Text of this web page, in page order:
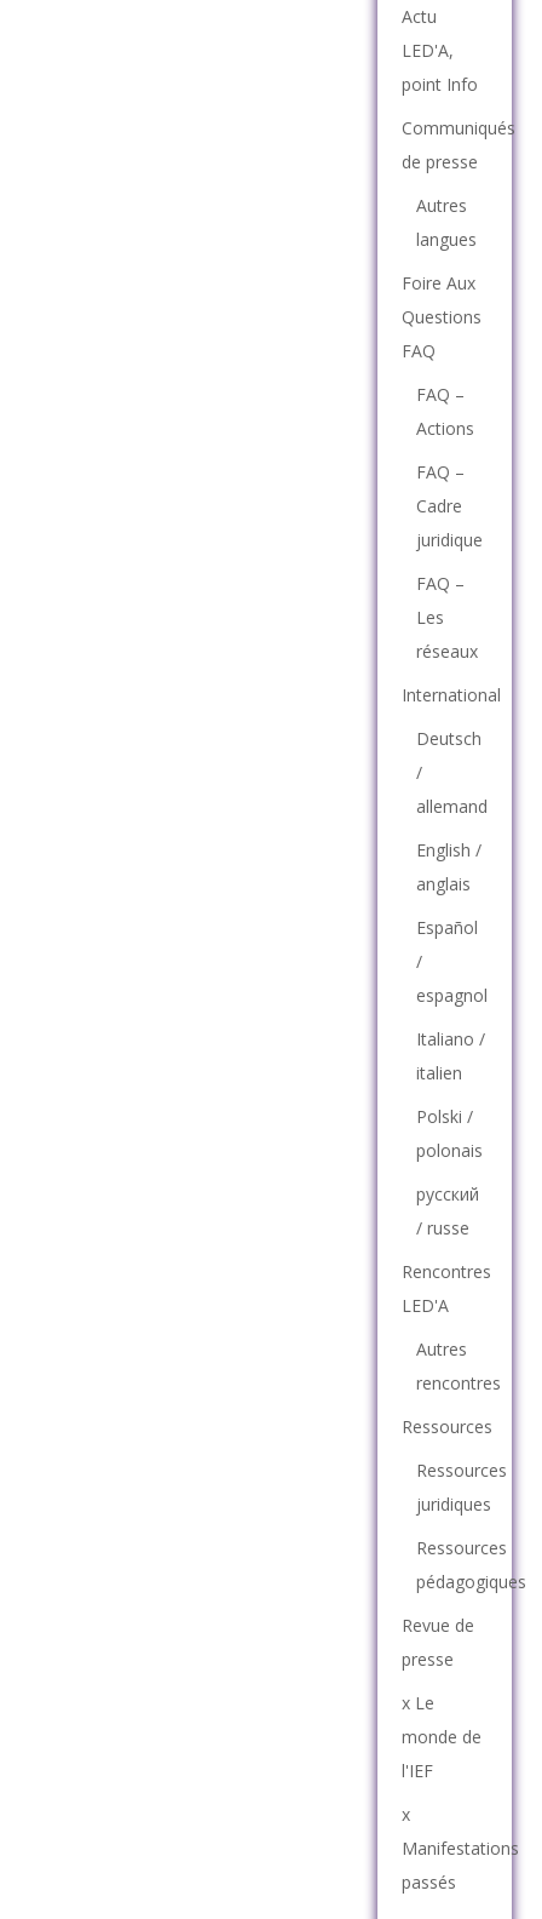
Actu
LED'A,
point Info
Communiqués
de presse
Autres
langues
Foire Aux
Questions
FAQ
FAQ –
Actions
FAQ –
Cadre
juridique
FAQ –
Les
réseaux
International
Deutsch
/
allemand
English /
anglais
Español
/
espagnol
Italiano /
italien
Polski /
polonais
русский
/ russe
Rencontres
LED'A
Autres
rencontres
Ressources
Ressources
juridiques
Ressources
pédagogiques
Revue de
presse
x Le
monde de
l'IEF
x
Manifestations
passés